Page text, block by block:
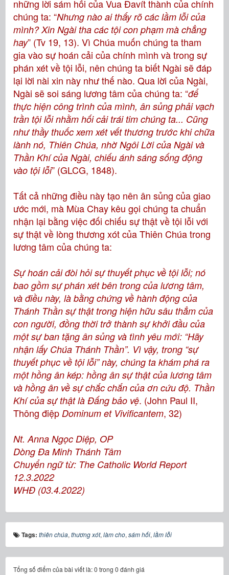
những lời sám hối của Vua Đavít thành của chính
chúng ta: “Nhưng nào ai thấy rõ các lầm lỗi của
mình? Xin Ngài tha các tội con phạm mà chẳng
hay” (Tv 19, 13). Vì Chúa muốn chúng ta tham
gia vào sự hoán cải của chính mình và trong sự
phán xét về tội lỗi, nên chúng ta biết Ngài sẽ đáp
lại lời nài xin này như thế nào. Qua lời của Ngài,
Ngài sẽ soi sáng lương tâm của chúng ta: “để
thực hiện công trình của mình, ân sủng phải vạch
trần tội lỗi nhằm hối cải trái tim chúng ta... Cũng
như thầy thuốc xem xét vết thương trước khi chữa
lành nó, Thiên Chúa, nhờ Ngôi Lời của Ngài và
Thần Khí của Ngài, chiếu ánh sáng sống động
vào tội lỗi” (GLCG, 1848).
Tất cả những điều này tạo nên ân sủng của giao
ước mới, mà Mùa Chay kêu gọi chúng ta chuẩn
nhận lại bằng việc đối chiếu sự thật về tội lỗi với
sự thật về lòng thương xót của Thiên Chúa trong
lương tâm của chúng ta:
Sự hoán cải đòi hỏi sự thuyết phục về tội lỗi; nó
bao gồm sự phán xét bên trong của lương tâm,
và điều này, là bằng chứng về hành động của
Thánh Thần sự thật trong hiện hữu sâu thẳm của
con người, đồng thời trở thành sự khởi đầu của
một sự ban tặng ân sủng và tình yêu mới: “Hãy
nhận lấy Chúa Thánh Thần”. Vì vậy, trong “sự
thuyết phục về tội lỗi” này, chúng ta khám phá ra
một hồng ân kép: hồng ân sự thật của lương tâm
và hồng ân về sự chắc chắn của ơn cứu độ. Thần
Khí của sự thật là Đấng bảo vệ. (John Paul II,
Thông điệp Dominum et Vivificantem, 32)
Nt. Anna Ngọc Diệp, OP
Dòng Đa Minh Thánh Tâm
Chuyển ngữ từ: The Catholic World Report
12.3.2022
WHĐ (03.4.2022)
Tags: thiên chúa, thương xót, làm cho, sám hối, lầm lỗi
Tổng số điểm của bài viết là: 0 trong 0 đánh giá